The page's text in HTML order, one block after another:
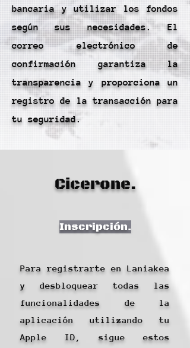
bancaria y utilizar los fondos
según sus necesidades. El
correo electrónico de
confirmación garantiza la
transparencia y proporciona un
registro de la transacción para
tu seguridad.
Cicerone.
Inscripción.
Para registrarte en Laniakea
y desbloquear todas las
funcionalidades de la
aplicación utilizando tu
Apple ID, sigue estos